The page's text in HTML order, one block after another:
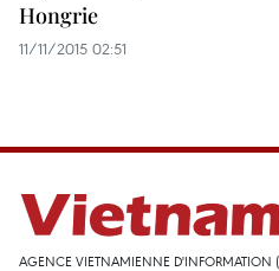
Hongrie
11/11/2015 02:51
AGENCE VIETNAMIENNE D'INFORMATION